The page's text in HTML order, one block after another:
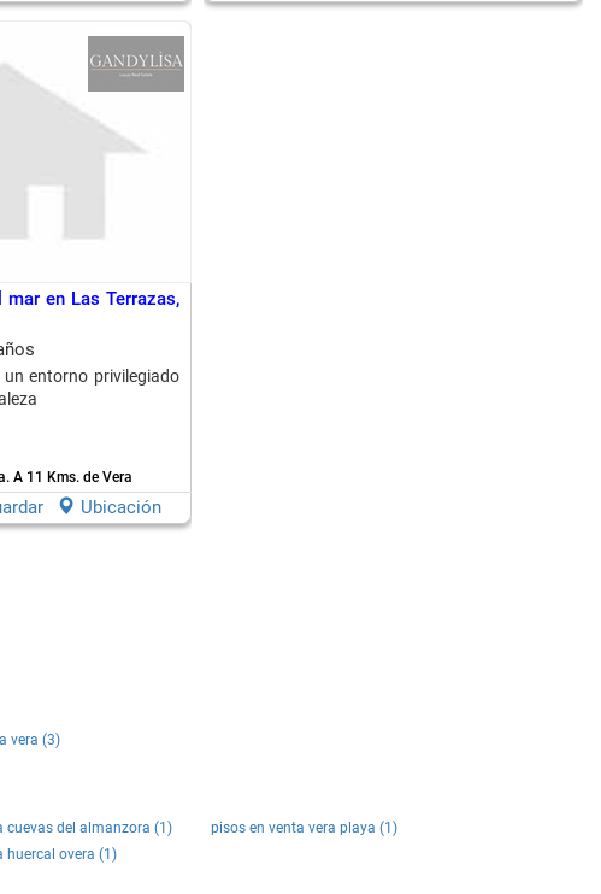
en Las Terrazas,
entorno privilegiado
A 11 Kms. de Vera
Ubicación
vera (3)
cuevas del almanzora (1)
pisos en venta vera playa (1)
huercal overa (1)